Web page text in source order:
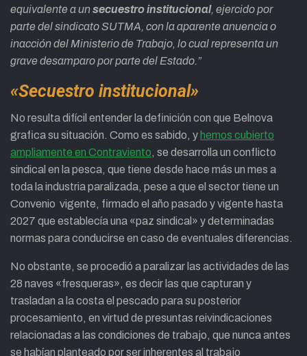
equivalente a unsecuestro institucional, ejercido por
parte del sindicato SUTMA, con la aparente anuencia o
inacción del Ministerio de Trabajo, lo cual representa un
grave desamparo por parte del Estado.”
«Secuestro institucional»
No resulta difícil entender la definición con que Belnova
grafica su situación. Como es sabido, y hemos cubierto
ampliamente en Contraviento, se desarrolla un conflicto
sindical en la pesca, que tiene desde hace más un mes a
toda la industria paralizada, pese a que el sector tiene un
Convenio vigente, firmado el año pasado y vigente hasta
2027 que establecía una «paz sindical» y determinadas
normas para conducirse en caso de eventuales diferencias.
No obstante, se procedió a paralizar las actividades de las
28 naves «fresqueras», es decir las que capturan y
trasladan a la costa el pescado para su posterior
procesamiento, en virtud de presuntas reivindicaciones
relacionadas a las condiciones de trabajo, que nunca antes
se habían planteado por ser inherentes al trabajo